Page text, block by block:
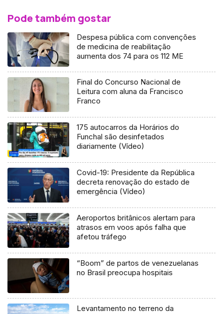
Pode também gostar
Despesa pública com convenções
de medicina de reabilitação
aumenta dos 74 para os 112 ME
Final do Concurso Nacional de
Leitura com aluna da Francisco
Franco
175 autocarros da Horários do
Funchal são desinfetados
diariamente (Vídeo)
Covid-19: Presidente da República
decreta renovação do estado de
emergência (Vídeo)
Aeroportos britânicos alertam para
atrasos em voos após falha que
afetou tráfego
“Boom” de partos de venezuelanas
no Brasil preocupa hospitais
Levantamento no terreno da